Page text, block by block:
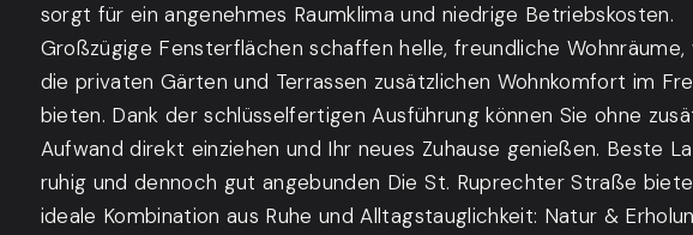
sorgt für ein angenehmes Raumklima und niedrige Betriebskosten.
Großzügige Fensterflächen schaffen helle, freundliche Wohnräume,
die privaten Gärten und Terrassen zusätzlichen Wohnkomfort im
bieten. Dank der schlüsselfertigen Ausführung können Sie ohne
Aufwand direkt einziehen und Ihr neues Zuhause genießen. Beste
ruhig und dennoch gut angebunden Die St. Ruprechter Straße
ideale Kombination aus Ruhe und Alltagstauglichkeit: Natur &